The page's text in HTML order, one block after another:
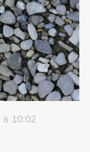
в 10:02